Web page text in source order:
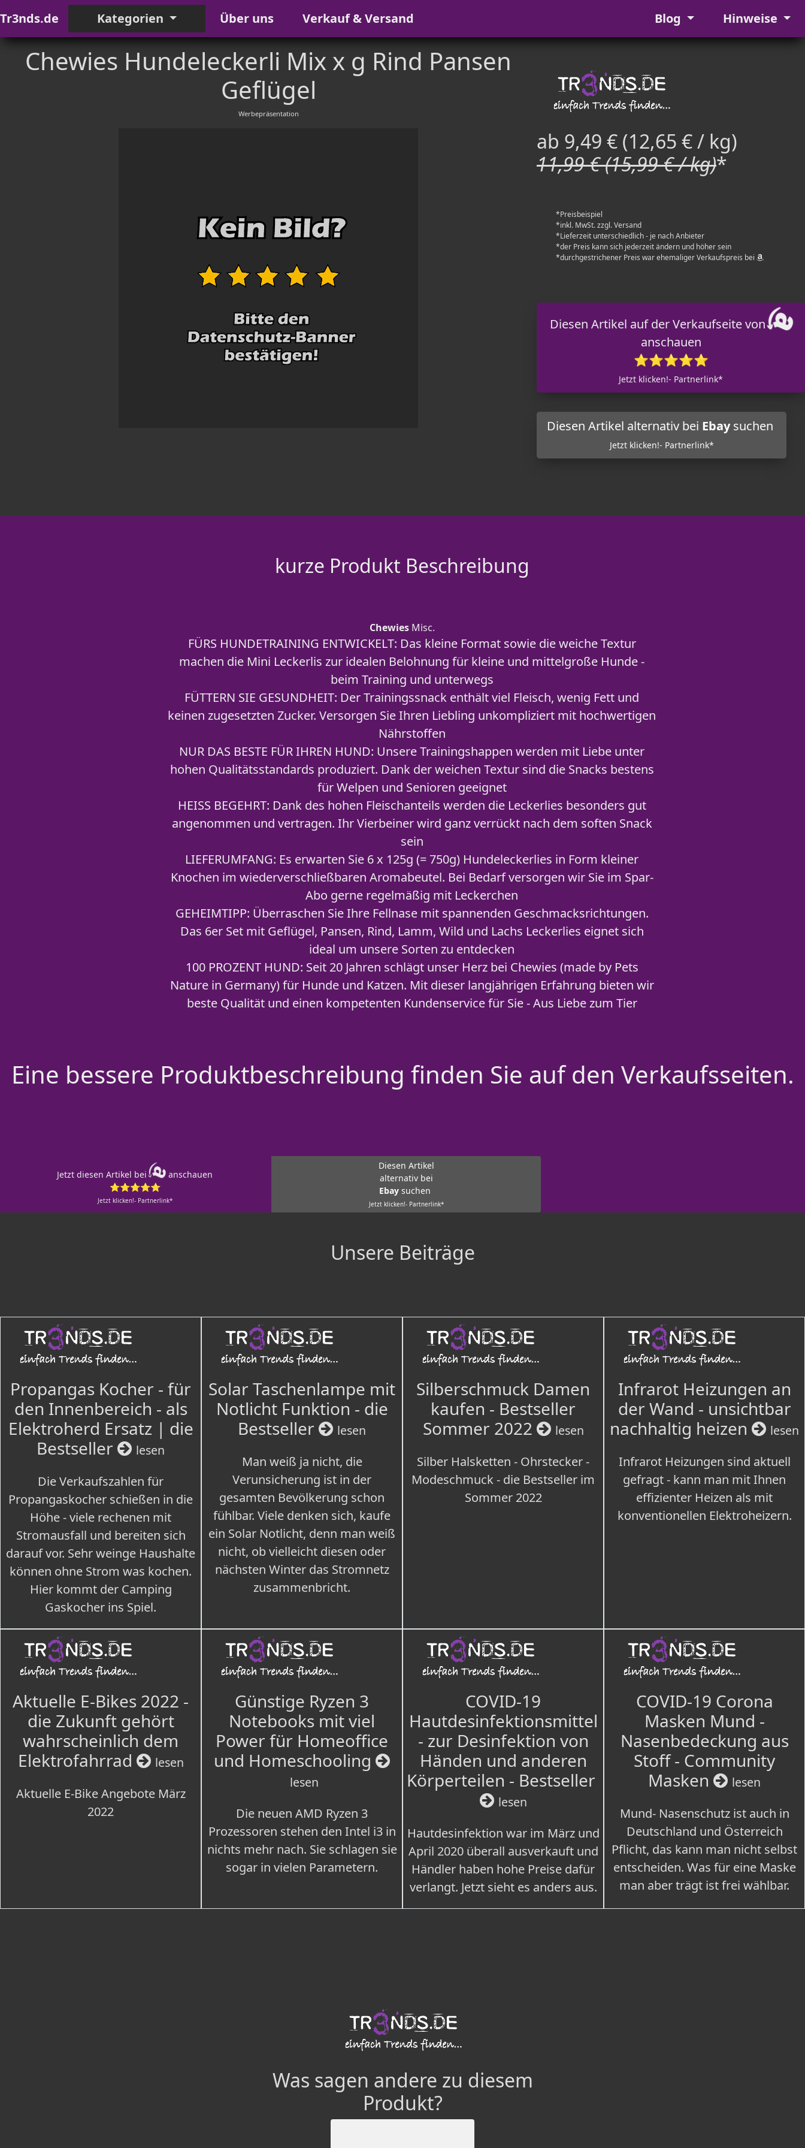
Tr3nds.de Kategorien Über uns Verkauf & Versand Blog Hinweise
Chewies Hundeleckerli Mix x g Rind Pansen
Geflügel
Werbepräsentation
ab 9,49 € (12,65 € / kg)
11,99 € (15,99 € / kg)*
*Preisbeispiel
*inkl. MwSt. zzgl. Versand
*Lieferzeit unterschiedlich - je nach Anbieter
*der Preis kann sich jederzeit ändern und höher sein
*durchgestrichener Preis war ehemaliger Verkaufspreis bei
Diesen Artikel auf der Verkaufseite von
anschauen
⭐⭐⭐⭐⭐
Jetzt klicken!- Partnerlink*
Diesen Artikel alternativ bei Ebaysuchen
Jetzt klicken!- Partnerlink*
kurze Produkt Beschreibung
Chewies Misc.
FÜRS HUNDETRAINING ENTWICKELT: Das kleine Format sowie die weiche Textur
machen die Mini Leckerlis zur idealen Belohnung für kleine und mittelgroße Hunde -
beim Training und unterwegs
FÜTTERN SIE GESUNDHEIT: Der Trainingssnack enthält viel Fleisch, wenig Fett und
keinen zugesetzten Zucker. Versorgen Sie Ihren Liebling unkompliziert mit hochwertigen
Nährstoffen
NUR DAS BESTE FÜR IHREN HUND: Unsere Trainingshappen werden mit Liebe unter
hohen Qualitätsstandards produziert. Dank der weichen Textur sind die Snacks bestens
für Welpen und Senioren geeignet
HEISS BEGEHRT: Dank des hohen Fleischanteils werden die Leckerlies besonders gut
angenommen und vertragen. Ihr Vierbeiner wird ganz verrückt nach dem soften Snack
sein
LIEFERUMFANG: Es erwarten Sie 6 x 125g (= 750g) Hundeleckerlies in Form kleiner
Knochen im wiederverschließbaren Aromabeutel. Bei Bedarf versorgen wir Sie im Spar-
Abo gerne regelmäßig mit Leckerchen
GEHEIMTIPP: Überraschen Sie Ihre Fellnase mit spannenden Geschmacksrichtungen.
Das 6er Set mit Geflügel, Pansen, Rind, Lamm, Wild und Lachs Leckerlies eignet sich
ideal um unsere Sorten zu entdecken
100 PROZENT HUND: Seit 20 Jahren schlägt unser Herz bei Chewies (made by Pets
Nature in Germany) für Hunde und Katzen. Mit dieser langjährigen Erfahrung bieten wir
beste Qualität und einen kompetenten Kundenservice für Sie - Aus Liebe zum Tier
Eine bessere Produktbeschreibung finden Sie auf den Verkaufsseiten.
Jetzt diesen Artikel bei
anschauen
⭐⭐⭐⭐⭐
Jetzt klicken!- Partnerlink*
Diesen Artikel
alternativ bei
Ebay suchen
Jetzt klicken!- Partnerlink*
Unsere Beiträge
Propangas Kocher - für
den Innenbereich - als
Elektroherd Ersatz | die
Bestseller
lesen
Die Verkaufszahlen für
Propangaskocher schießen in die
Höhe - viele rechenen mit
Stromausfall und bereiten sich
darauf vor. Sehr weinge Haushalte
können ohne Strom was kochen.
Hier kommt der Camping
Gaskocher ins Spiel.
Solar Taschenlampe mit
Notlicht Funktion - die
Bestseller
lesen
Man weiß ja nicht, die
Verunsicherung ist in der
gesamten Bevölkerung schon
fühlbar. Viele denken sich, kaufe
ein Solar Notlicht, denn man weiß
nicht, ob vielleicht diesen oder
nächsten Winter das Stromnetz
zusammenbricht.
Silberschmuck Damen
kaufen - Bestseller
Sommer 2022
lesen
Silber Halsketten - Ohrstecker -
Modeschmuck - die Bestseller im
Sommer 2022
Infrarot Heizungen an
der Wand - unsichtbar
nachhaltig heizen
lesen
Infrarot Heizungen sind aktuell
gefragt - kann man mit Ihnen
effizienter Heizen als mit
konventionellen Elektroheizern.
Aktuelle E-Bikes 2022 -
die Zukunft gehört
wahrscheinlich dem
Elektrofahrrad
lesen
Aktuelle E-Bike Angebote März
2022
Günstige Ryzen 3
Notebooks mit viel
Power für Homeoffice
und Homeschooling
lesen
Die neuen AMD Ryzen 3
Prozessoren stehen den Intel i3 in
nichts mehr nach. Sie schlagen sie
sogar in vielen Parametern.
COVID-19
Hautdesinfektionsmittel
- zur Desinfektion von
Händen und anderen
Körperteilen - Bestseller
lesen
Hautdesinfektion war im März und
April 2020 überall ausverkauft und
Händler haben hohe Preise dafür
verlangt. Jetzt sieht es anders aus.
COVID-19 Corona
Masken Mund -
Nasenbedeckung aus
Stoff - Community
Masken
lesen
Mund- Nasenschutz ist auch in
Deutschland und Österreich
Pflicht, das kann man nicht selbst
entscheiden. Was für eine Maske
man aber trägt ist frei wählbar.
Was sagen andere zu diesem
Produkt?